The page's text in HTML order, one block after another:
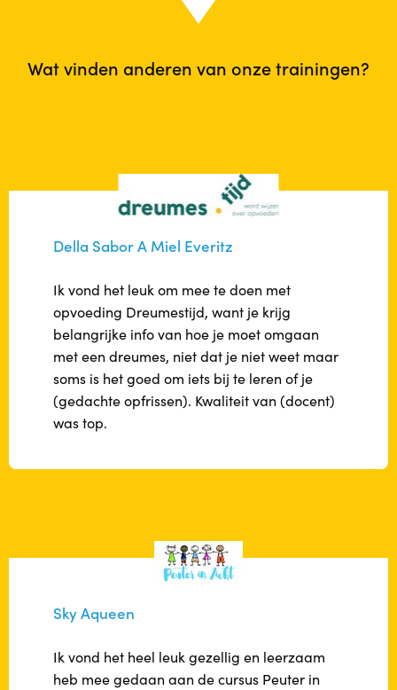
Wat vinden anderen van onze trainingen?
Della Sabor A Miel Everitz
Ik vond het leuk om mee te doen met
opvoeding Dreumestijd, want je krijg
belangrijke info van hoe je moet omgaan
met een dreumes, niet dat je niet weet maar
soms is het goed om iets bij te leren of je
(gedachte opfrissen). Kwaliteit van (docent)
was top.
Sky Aqueen
Ik vond het heel leuk gezellig en leerzaam
heb mee gedaan aan de cursus Peuter in